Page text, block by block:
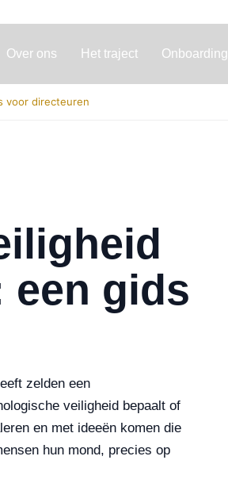
Over ons Het traject Onboarding
voor directeuren
een gids
zelden een
veiligheid bepaalt of
en met ideeën komen die
hun mond, precies op